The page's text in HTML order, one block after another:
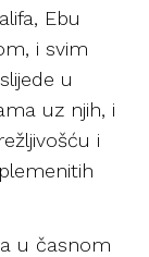
Ebu
i svim
u
uz njih, i
i
u časnom